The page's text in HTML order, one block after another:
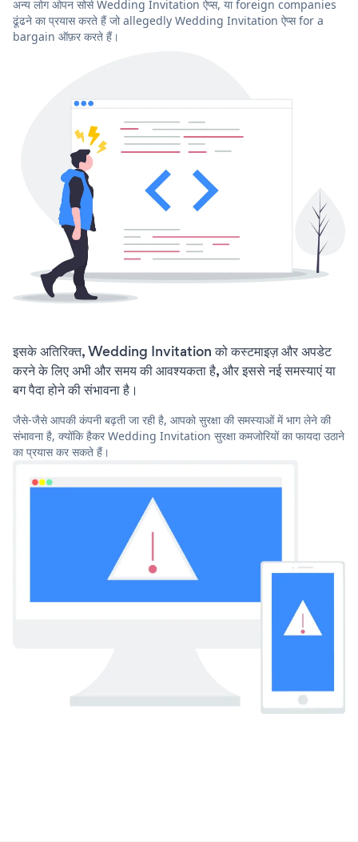
अन्य लोग ओपन सोर्स Wedding Invitation ऐप्स, या foreign companies
ढूंढने का प्रयास करते हैं जो allegedly Wedding Invitation ऐप्स for a
bargain ऑफ़र करते हैं।
इसके अतिरिक्त, Wedding Invitation को कस्टमाइज़ और अपडेट
करने के लिए अभी और समय की आवश्यकता है, और इससे नई समस्याएं या
बग पैदा होने की संभावना है।
जैसे-जैसे आपकी कंपनी बढ़ती जा रही है, आपको सुरक्षा की समस्याओं में भाग लेने की
संभावना है, क्योंकि हैकर Wedding Invitation सुरक्षा कमजोरियों का फायदा उठाने
का प्रयास कर सकते हैं।